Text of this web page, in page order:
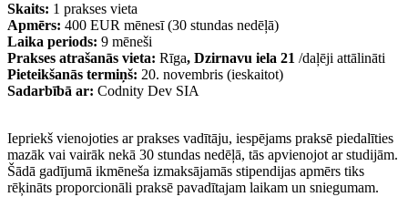
Skaits: 1 prakses vieta
Apmērs: 400 EUR mēnesī (30 stundas nedēļā)
Laika periods: 9 mēneši
Prakses atrašanās vieta: Rīga, Dzirnavu iela 21 /daļēji attālināti
Pieteikšanās termiņš: 20. novembris (ieskaitot)
Sadarbībā ar: Codnity Dev SIA
Iepriekš vienojoties ar prakses vadītāju, iespējams praksē piedalīties
mazāk vai vairāk nekā 30 stundas nedēļā, tās apvienojot ar studijām.
Šādā gadījumā ikmēneša izmaksājamās stipendijas apmērs tiks
rēķināts proporcionāli praksē pavadītajam laikam un sniegumam.